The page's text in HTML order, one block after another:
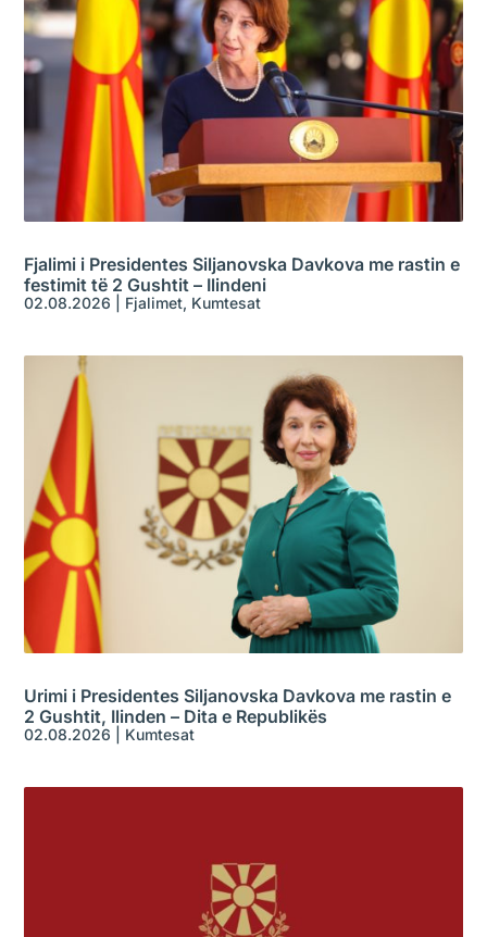
Fjalimi i Presidentes Siljanovska Davkova me rastin e
festimit të 2 Gushtit – Ilindeni
02.08.2026 Fjalimet, Kumtesat
Urimi i Presidentes Siljanovska Davkova me rastin e
2 Gushtit, Ilinden – Dita e Republikës
02.08.2026 Kumtesat